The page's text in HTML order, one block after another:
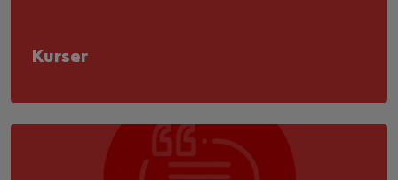
Kurser